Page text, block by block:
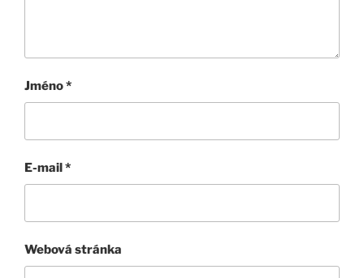
Jméno*
E-mail*
Webová stránka